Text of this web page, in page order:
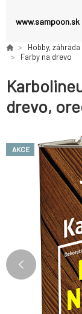
www.sampoon.sk
Hobby, záhrada
Farby na drevo
drevo,
AKCE